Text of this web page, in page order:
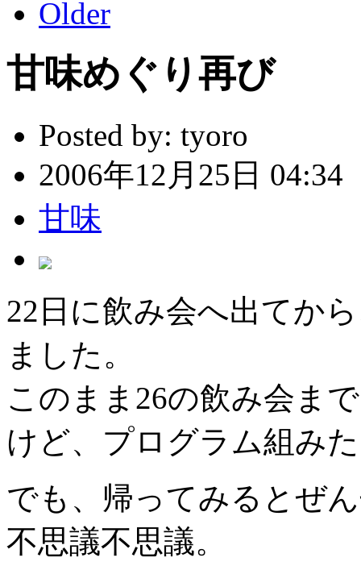
Older
甘味めぐり再び
Posted by: tyoro
2006年12月25日 04:34
甘味
22日に飲み会へ出てか
ました。
このまま26の飲み会ま
けど、プログラム組み
でも、帰ってみるとぜ
不思議不思議。